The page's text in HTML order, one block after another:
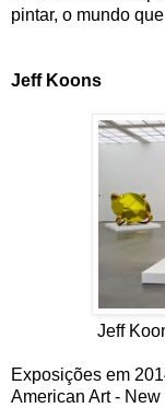
pintar, o mundo
Jeff Koons
Jeff
Exposições em
American Art -